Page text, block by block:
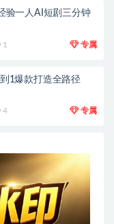
验一人AI短剧三分钟
1 专属
1爆款打造全路径
4 专属